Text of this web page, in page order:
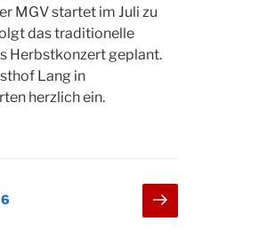
MGV startet im Juli zu
das traditionelle
Herbstkonzert geplant.
Lang in
herzlich ein.
Seite
6
Nächste
Seite